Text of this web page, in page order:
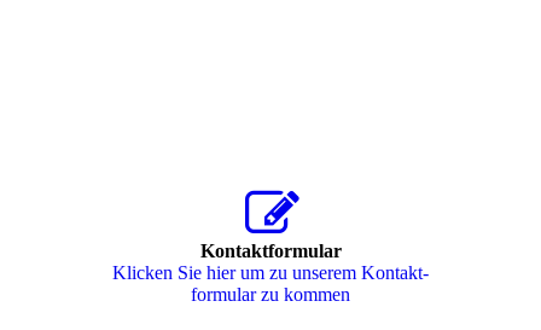
Kontaktformular
Klicken Sie hier um zu unserem Kon­takt­
for­mu­lar zu kommen